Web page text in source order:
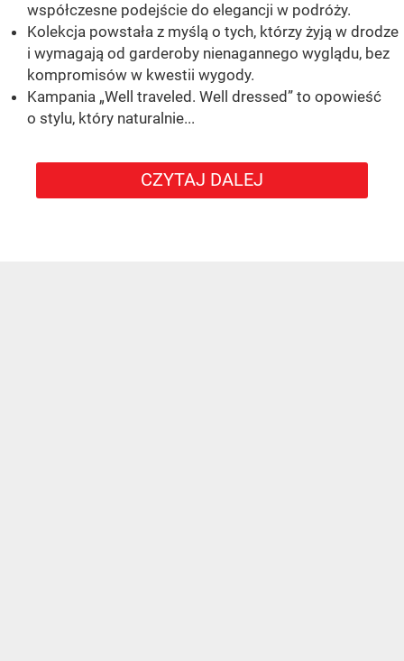
współczesne podejście do elegancji w podróży.
Kolekcja powstała z myślą o tych, którzy żyją w drodze
i wymagają od garderoby nienagannego wyglądu, bez
kompromisów w kwestii wygody.
Kampania „Well traveled. Well dressed” to opowieść
o stylu, który naturalnie...
CZYTAJ DALEJ